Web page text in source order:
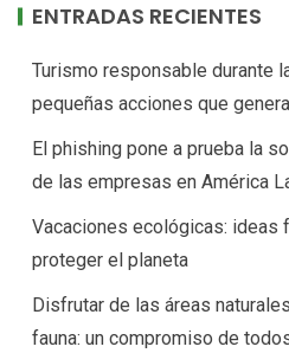
ENTRADAS RECIENTES
Turismo responsable durante
pequeñas acciones que
El phishing pone a prueba la
de las empresas en América
Vacaciones ecológicas: ideas
proteger el planeta
Disfrutar de las áreas
fauna: un compromiso de